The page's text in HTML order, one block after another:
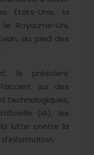
États-Unis, la
Royaume-Uni,
au pied des
le président
sur des
technologiques,
(IA), les
lutte contre la